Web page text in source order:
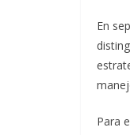
En
Para